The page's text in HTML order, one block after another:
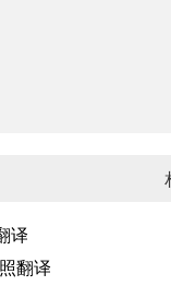
译
翻译